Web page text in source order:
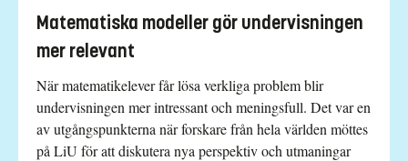
Matematiska modeller gör undervisningen
mer relevant
När matematikelever får lösa verkliga problem blir
undervisningen mer intressant och meningsfull. Det var en
av utgångspunkterna när forskare från hela världen möttes
på LiU för att diskutera nya perspektiv och utmaningar